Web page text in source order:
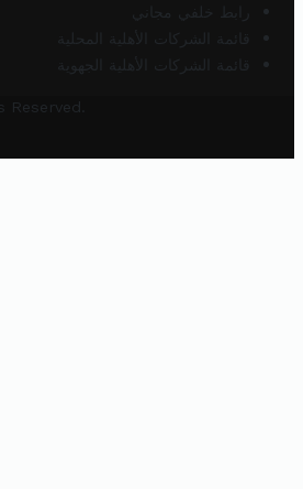
رابط خلفي مجاني
قائمة الشركات الأهلية المحلية
قائمة الشركات الأهلية الجهوية
Reserved.